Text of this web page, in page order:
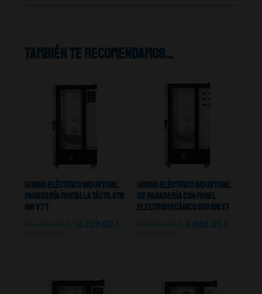
También te recomendamos…
Horno Eléctrico Industrial
Panadería Pantalla Táctil Stb
616 V7 T
10.759,00 €
Horno Eléctrico Industrial
De Panadería Con Panel
Electromecánico Stb 616 Et
8.988,00 €